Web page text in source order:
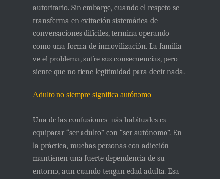
autoritario. Sin embargo, cuando el respeto se
transforma enevitación sistemática de
conversaciones difíciles, termina operando
como una forma de inmovilización. La familia
ve el problema, sufre sus consecuencias, pero
siente que no tiene legitimidad para decir nada.
Adulto no siempre significa autónomo
Una de las confusiones más habituales es
equiparar “ser adulto” con “ser autónomo”. En
la práctica, muchas personas con adicción
mantienen una fuerte dependencia de su
entorno, aun cuando tengan edad adulta. Esa